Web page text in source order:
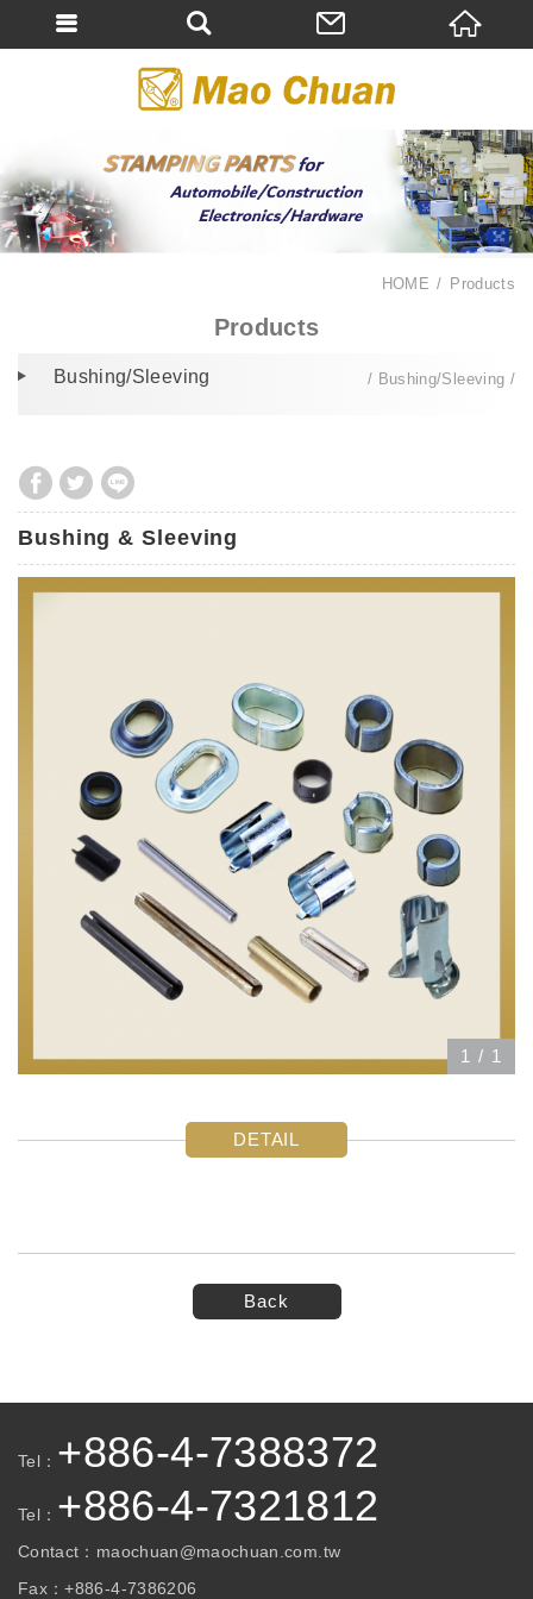
Products
HOME Products
Bushing/Sleeving Bushing/Sleeving
Bushing & Sleeving
1 / 1
DETAIL
Back
Tel： +886-4-7388372
Tel： +886-4-7321812
Contact： maochuan@maochuan.com.tw
Fax：+886-4-7386206